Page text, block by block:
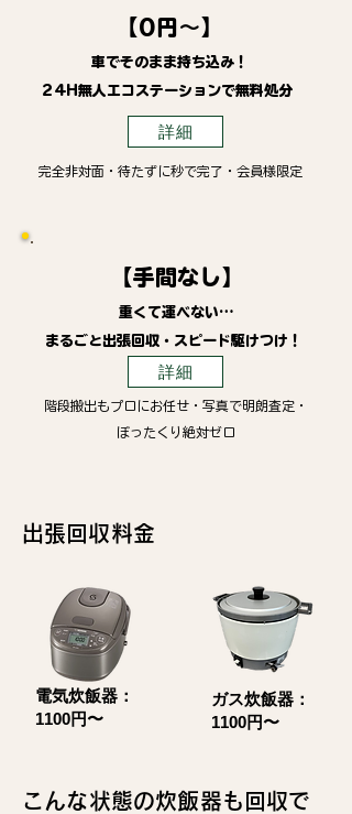
【0円～】
車でそのまま持ち込み！
24H無人エコステーションで無料処分
詳細
完全非対面・待たずに秒で完了・会員様限定
【手間なし】
重くて運べない…
まるごと出張回収・スピード駆けつけ！
詳細
階段搬出もプロにお任せ・写真で明朗査定・
ぼったくり絶対ゼロ
​出張回収料金
電気炊飯器：
1100円〜
ガス炊飯器：
1100円〜
こんな状態の炊飯器も回収で